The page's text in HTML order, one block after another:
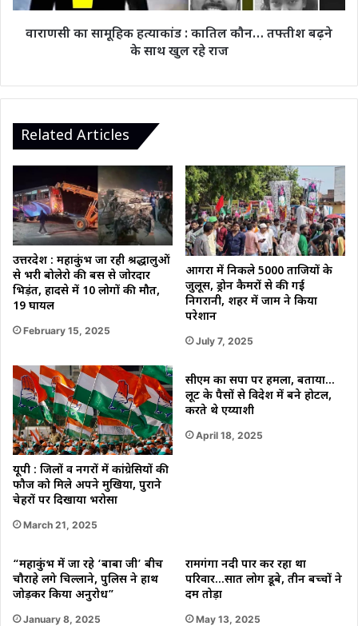
बढ़ने
वाराणसी का सामूहिक हत्याकांड : कातिल कौन… तफ्तीश बढ़ने
के साथ खुल रहे राज
Related Articles
उत्तरप्रदेश : महाकुंभ जा रही श्रद्धालुओं
से भरी बोलेरो की बस से जोरदार
भिड़ंत, हादसे में 10 लोगों की मौत,
19 घायल
February 15, 2025
आगरा में निकले 5000 ताजियों के
जुलूस, ड्रोन कैमरों से की गई
निगरानी, शहर में जाम ने किया
परेशान
July 7, 2025
यूपी : जिलों व नगरों में कांग्रेसियों की
फौज को मिले अपने मुखिया, पुराने
चेहरों पर दिखाया भरोसा
March 21, 2025
सीएम का सपा पर हमला, बताया…
लूट के पैसों से विदेश में बने होटल,
करते थे एय्याशी
April 18, 2025
“महाकुंभ में जा रहे ‘बाबा जी’ बीच
चौराहे लगे चिल्‍लाने, पुलिस ने हाथ
जोड़कर किया अनुरोध”
January 8, 2025
रामगंगा नदी पार कर रहा था
परिवार…सात लोग डूबे, तीन बच्चों ने
दम तोड़ा
May 13, 2025